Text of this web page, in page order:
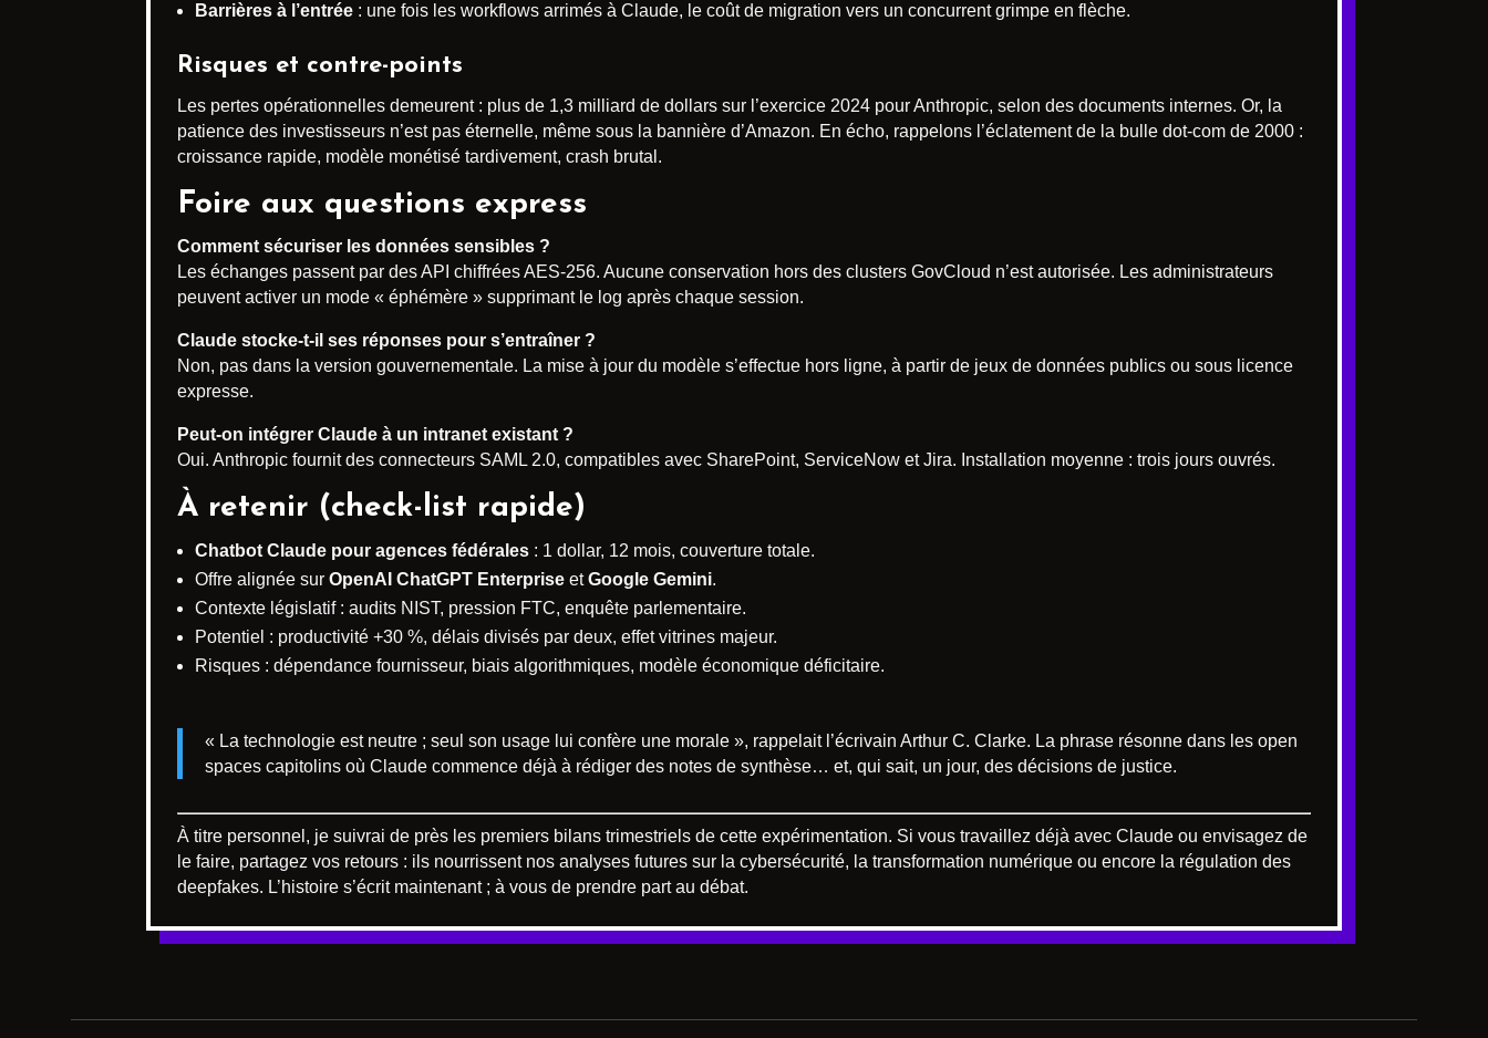
Barrières à l’entrée : une fois les workflows arrimés à Claude, le coût de migration vers un concurrent grimpe en flèche.
Risques et contre-points
Les pertes opérationnelles demeurent : plus de 1,3 milliard de dollars sur l’exercice 2024 pour Anthropic, selon des documents internes. Or, la
patience des investisseurs n’est pas éternelle, même sous la bannière d’Amazon. En écho, rappelons l’éclatement de la bulle dot-com de 2000 :
croissance rapide, modèle monétisé tardivement, crash brutal.
Foire aux questions express
Comment sécuriser les données sensibles ?
Les échanges passent par des API chiffrées AES-256. Aucune conservation hors des clusters GovCloud n’est autorisée. Les administrateurs
peuvent activer un mode « éphémère » supprimant le log après chaque session.
Claude stocke-t-il ses réponses pour s’entraîner ?
Non, pas dans la version gouvernementale. La mise à jour du modèle s’effectue hors ligne, à partir de jeux de données publics ou sous licence
expresse.
Peut-on intégrer Claude à un intranet existant ?
Oui. Anthropic fournit des connecteurs SAML 2.0, compatibles avec SharePoint, ServiceNow et Jira. Installation moyenne : trois jours ouvrés.
À retenir (check-list rapide)
Chatbot Claude pour agences fédérales : 1 dollar, 12 mois, couverture totale.
Offre alignée sur OpenAI ChatGPT Enterprise etGoogle Gemini.
Contexte législatif : audits NIST, pression FTC, enquête parlementaire.
Potentiel : productivité +30 %, délais divisés par deux, effet vitrines majeur.
Risques : dépendance fournisseur, biais algorithmiques, modèle économique déficitaire.
« La technologie est neutre ; seul son usage lui confère une morale », rappelait l’écrivain Arthur C. Clarke. La phrase résonne dans les open
spaces capitolins où Claude commence déjà à rédiger des notes de synthèse… et, qui sait, un jour, des décisions de justice.
À titre personnel, je suivrai de près les premiers bilans trimestriels de cette expérimentation. Si vous travaillez déjà avec Claude ou envisagez de
le faire, partagez vos retours : ils nourrissent nos analyses futures sur la cybersécurité, la transformation numérique ou encore la régulation des
deepfakes. L’histoire s’écrit maintenant ; à vous de prendre part au débat.